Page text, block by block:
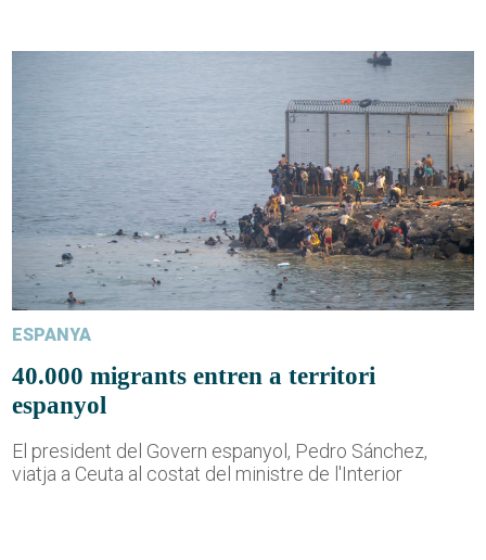
ESPANYA
40.000 migrants entren a territori
espanyol
El president del Govern espanyol, Pedro Sánchez,
viatja a Ceuta al costat del ministre de l'Interior